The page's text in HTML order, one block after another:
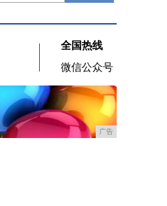
全国热线
微信公众号
广告